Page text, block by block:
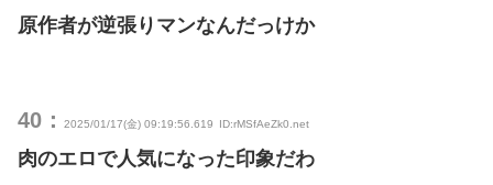
原作者が逆張りマンなんだっけか
40： 2025/01/17(金) 09:19:56.619 ID:rMSfAeZk0.net
肉のエロで人気になった印象だわ